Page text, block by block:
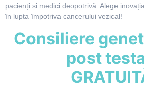
pacienți și medici deopotrivă. Alege
în lupta împotriva cancerului vezical!
Consiliere
post